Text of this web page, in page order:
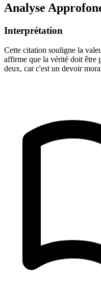
Analyse
Interprétation
Cette citation souligne la
affirme que la vérité doit être
deux, car c'est un devoir